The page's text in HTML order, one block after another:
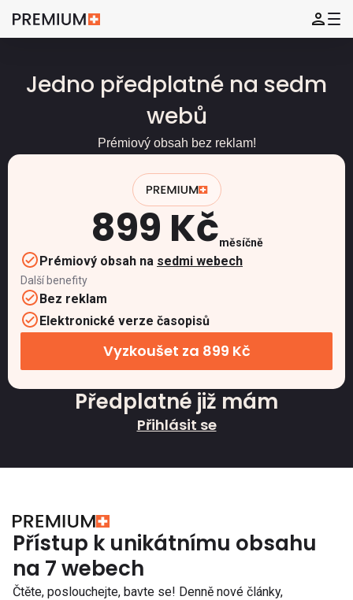
Jedno předplatné na sedm
webů
Prémiový obsah bez reklam!
899 Kčměsíčně
Prémiový obsah na sedmi webech
Další benefity
Bez reklam
Elektronické verze časopisů
Vyzkoušet za 899 Kč
Předplatné již mám
Přihlásit se
Přístup k unikátnímu obsahu
na 7 webech
Čtěte, poslouchejte, bavte se! Denně nové články,